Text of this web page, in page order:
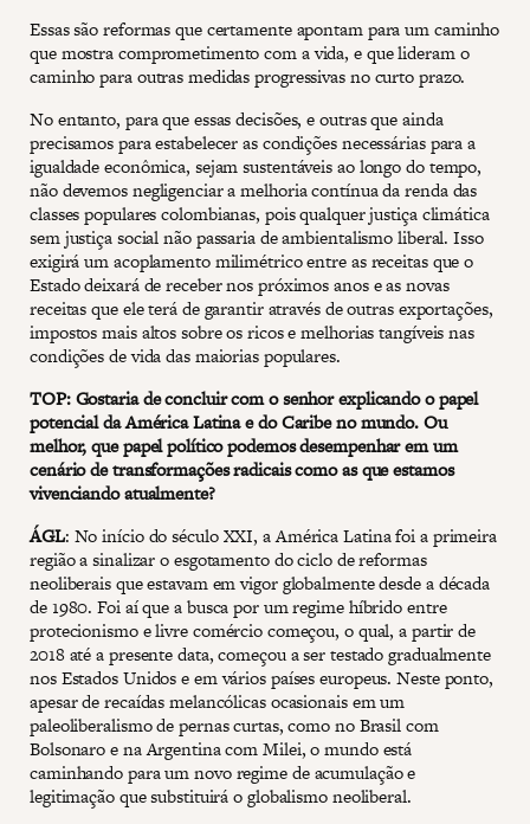
Essas são reformas que certamente apontam para um caminho
que mostra comprometimento com a vida, e que lideram o
caminho para outras medidas progressivas no curto prazo.
No entanto, para que essas decisões, e outras que ainda
precisamos para estabelecer as condições necessárias para a
igualdade econômica, sejam sustentáveis ao longo do tempo,
não devemos negligenciar a melhoria contínua da renda das
classes populares colombianas, pois qualquer justiça climática
sem justiça social não passaria de ambientalismo liberal. Isso
exigirá um acoplamento milimétrico entre as receitas que o
Estado deixará de receber nos próximos anos e as novas
receitas que ele terá de garantir através de outras exportações,
impostos mais altos sobre os ricos e melhorias tangíveis nas
condições de vida das maiorias populares.
TOP: Gostaria de concluir com o senhor explicando o papel
potencial da América Latina e do Caribe no mundo. Ou
melhor, que papel político podemos desempenhar em um
cenário de transformações radicais como as que estamos
vivenciando atualmente?
ÁGL: No início do século XXI, a América Latina foi a primeira
região a sinalizar o esgotamento do ciclo de reformas
neoliberais que estavam em vigor globalmente desde a década
de 1980. Foi aí que a busca por um regime híbrido entre
protecionismo e livre comércio começou, o qual, a partir de
2018 até a presente data, começou a ser testado gradualmente
nos Estados Unidos e em vários países europeus. Neste ponto,
apesar de recaídas melancólicas ocasionais em um
paleoliberalismo de pernas curtas, como no Brasil com
Bolsonaro e na Argentina com Milei, o mundo está
caminhando para um novo regime de acumulação e
legitimação que substituirá o globalismo neoliberal.